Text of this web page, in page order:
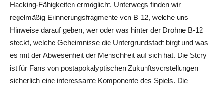
Hacking-Fähigkeiten ermöglicht. Unterwegs finden wir
regelmäßig Erinnerungsfragmente von B-12, welche uns
Hinweise darauf geben, wer oder was hinter der Drohne B-12
steckt, welche Geheimnisse die Untergrundstadt birgt und was
es mit der Abwesenheit der Menschheit auf sich hat. Die Story
ist für Fans von postapokalyptischen Zukunftsvorstellungen
sicherlich eine interessante Komponente des Spiels. Die